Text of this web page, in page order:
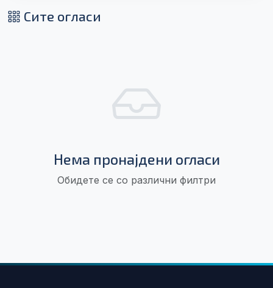
Сите огласи
Нема пронајдени огласи
Обидете се со различни филтри